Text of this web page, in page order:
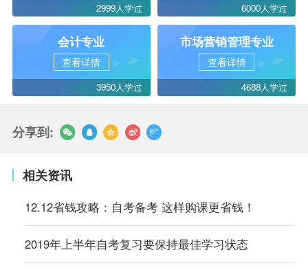
2999人学过 6000人学过
会计专业
查看详情
3950人学过
市场营销管理专业
查看详情
4688人学过
分享到:
相关资讯
12.12省钱攻略：自考备考 这样购课更省钱！
2019年上半年自考复习要保持最佳学习状态